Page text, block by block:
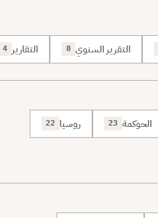
التقرير السنوي 8 التقارير 4
الحوكمة 23 روسيا 22